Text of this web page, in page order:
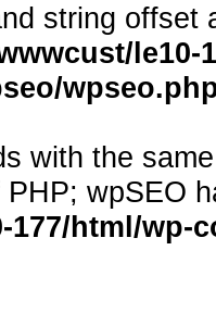
string offset
le10-
with the
wpSEO
177/html/